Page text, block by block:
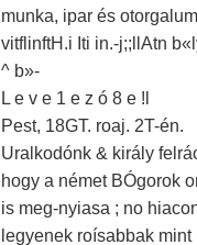
munka, ipar és
vitflinftH.i Iti in.-j;;llAtn
^ b»-
L e v e 1 e z ó 8 e !l
Pest, 18GT. roaj. 2T-én.
Uralkodónk & király
hogy a német BÓgorok
is meg-nyiasa ; no
legyenek roísabbak mint